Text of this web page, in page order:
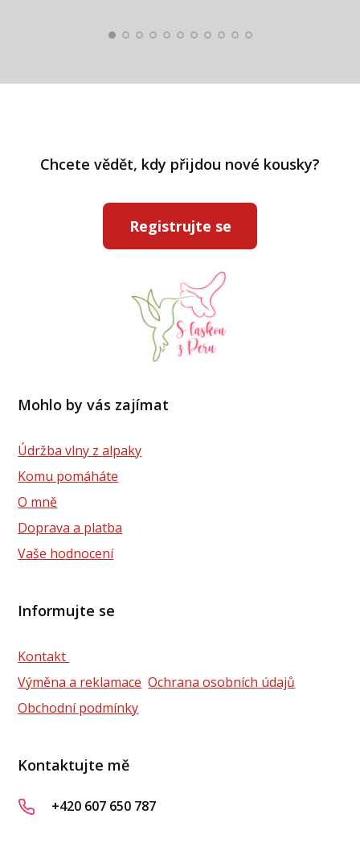
Chcete vědět, kdy přijdou nové kousky?
Registrujte se
Mohlo by vás zajímat
Údržba vlny z alpaky
Komu pomáháte
O mně
Doprava a platba
Vaše hodnocení
Informujte se
Kontakt
Výměna a reklamace Ochrana osobních údajů
Obchodní podmínky
Kontaktujte mě
+420 607 650 787